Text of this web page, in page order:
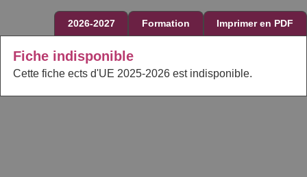
2026-2027 Formation Imprimer en PDF
Fiche indisponible
Cette fiche ects d'UE 2025-2026 est indisponible.